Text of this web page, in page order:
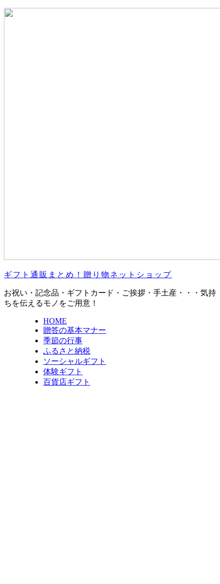
ギフト通販まとめ！贈り物ネットショップ
お祝い・記念品・ギフトカード・ご挨拶・手土産・・・気持
ちを伝えるモノをご用意！
HOME
贈答の基本マナー
季節の行事
ふるさと納税
ソーシャルギフト
体験ギフト
百貨店ギフト